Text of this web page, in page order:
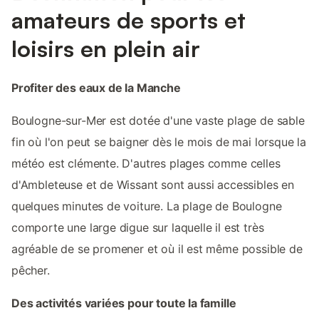
amateurs de sports et
loisirs en plein air
Profiter des eaux de la Manche
Boulogne-sur-Mer est dotée d'une vaste plage de sable
fin où l'on peut se baigner dès le mois de mai lorsque la
météo est clémente. D'autres plages comme celles
d'Ambleteuse et de Wissant sont aussi accessibles en
quelques minutes de voiture. La plage de Boulogne
comporte une large digue sur laquelle il est très
agréable de se promener et où il est même possible de
pêcher.
Des activités variées pour toute la famille